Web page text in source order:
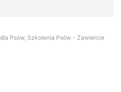
Psów, Szkolenia Psów - Zawiercie